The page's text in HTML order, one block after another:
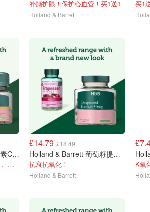
补脑护眼！保护心血管！买1送1
Holland & Barrett
买1
Holland & Barrett 铁维生素C片 90片
改善缺铁性疲劳、脸色苍白、气血不足
£14.79 £18.49
Holland & Barrett 葡萄籽提取物 50mg 90粒
抗衰抗氧化！
Holland & Barrett
K氧